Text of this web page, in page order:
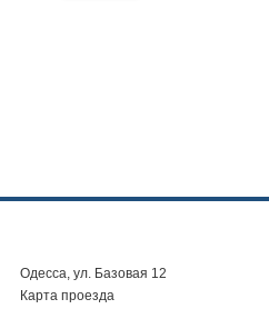
Одесса, ул. Базовая 12
Карта проезда